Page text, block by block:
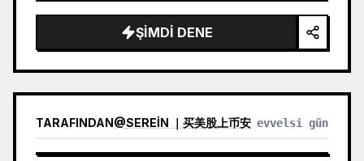
ŞIMDI DENE
TARAFINDAN@SEREIN ｜买美股上币安 evvelsi gün